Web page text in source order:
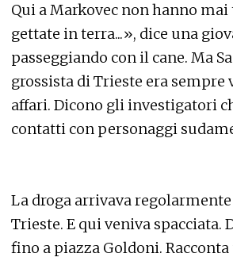
Qui a Markovec non hanno
gettate in terra...», dice una
passeggiando con il cane. Ma
grossista di Trieste era sempre
affari. Dicono gli investigatori
contatti con personaggi
La droga arrivava regolarmente
Trieste. E qui veniva spacciata.
fino a piazza Goldoni.